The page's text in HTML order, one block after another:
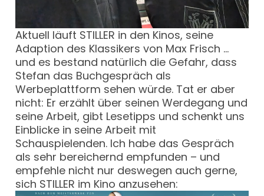
Aktuell läuft STILLER in den Kinos, seine
Adaption des Klassikers von Max Frisch …
und es bestand natürlich die Gefahr, dass
Stefan das Buchgespräch als
Werbeplattform sehen würde. Tat er aber
nicht: Er erzählt über seinen Werdegang und
seine Arbeit, gibt Lesetipps und schenkt uns
Einblicke in seine Arbeit mit
Schauspielenden. Ich habe das Gespräch
als sehr bereichernd empfunden – und
empfehle nicht nur deswegen auch gerne,
sich STILLER im Kino anzusehen: